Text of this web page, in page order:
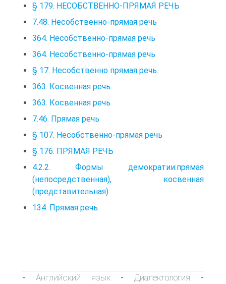
§ 179. НЕСОБСТВЕННО-ПРЯМАЯ РЕЧЬ
7.48. Несобственно-прямая речь
364. Несобственно-прямая речь
364. Несобственно-прямая речь
§ 17. Несобственно прямая речь.
363. Косвенная речь
363. Косвенная речь
7.46. Прямая речь
§ 107. Несобственно-прямая речь
§ 176. ПРЯМАЯ РЕЧЬ
4.2.2. Формы демократии:прямая
(непосредственная), косвенная
(представительная)
134. Прямая речь
- Английский язык- Диалектология -